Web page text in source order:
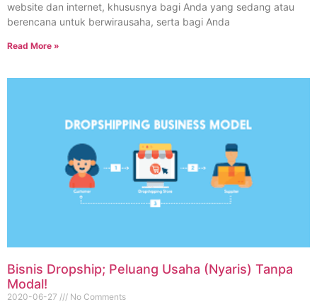
website dan internet, khususnya bagi Anda yang sedang atau
berencana untuk berwirausaha, serta bagi Anda
Read More »
Bisnis Dropship; Peluang Usaha (Nyaris) Tanpa
Modal!
2020-06-27 No Comments